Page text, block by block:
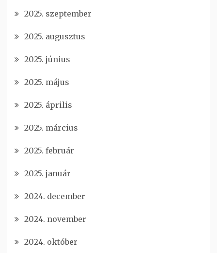
2025. szeptember
2025. augusztus
2025. június
2025. május
2025. április
2025. március
2025. február
2025. január
2024. december
2024. november
2024. október